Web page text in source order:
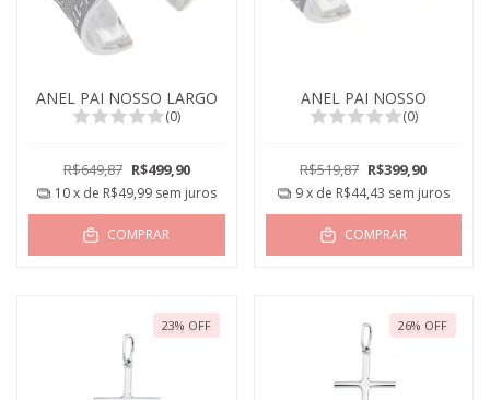
ANEL PAI NOSSO LARGO
(0)
R$649,87 R$499,90
10x de R$49,99 sem juros
COMPRAR
ANEL PAI NOSSO
(0)
R$519,87 R$399,90
9x de R$44,43 sem juros
COMPRAR
23% OFF 26% OFF